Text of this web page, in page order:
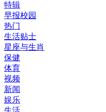
特辑
早报校园
热门
生活贴士
星座与生肖
保健
体育
视频
新闻
娱乐
生活